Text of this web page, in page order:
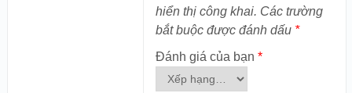
hiển thị công khai. Các trường
bắt buộc được đánh dấu *
Đánh giá của bạn*